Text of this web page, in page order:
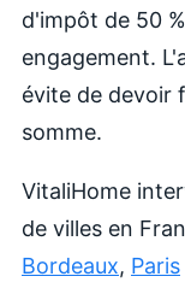
d'impôt de 50
engagement.
évite de devoir
somme.
VitaliHome
de villes en
Bordeaux, Paris